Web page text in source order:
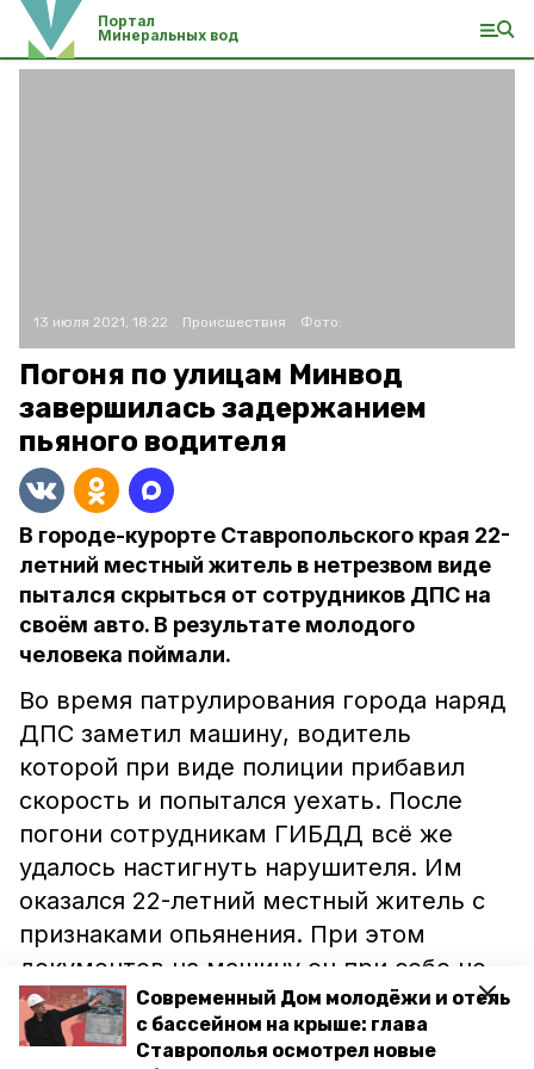
Современный Дом молодёжи и отель
с бассейном на крыше: глава
Ставрополья осмотрел новые
Портал
Минеральных вод
13 июля 2021, 18:22 Происшествия Фото:
Погоня по улицам Минвод
завершилась задержанием
пьяного водителя
В городе-курорте Ставропольского края 22-
летний местный житель в нетрезвом виде
пытался скрыться от сотрудников ДПС на
своём авто. В результате молодого
человека поймали.
Во время патрулирования города наряд
ДПС заметил машину, водитель
которой при виде полиции прибавил
скорость и попытался уехать. После
погони сотрудникам ГИБДД всё же
удалось настигнуть нарушителя. Им
оказался 22-летний местный житель с
признаками опьянения. При этом
документов на машину он при себе не
имел.
Теперь мужчине грозит лишение прав